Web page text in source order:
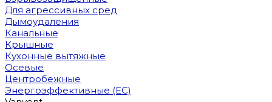
Для агрессивных сред
Дымоудаления
Канальные
Крышные
Кухонные вытяжные
Осевые
Центробежные
Энергоэффективные (EC)